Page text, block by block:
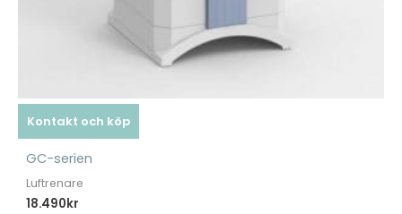
Kontakt och köp
GC-serien
Luftrenare
18.490kr